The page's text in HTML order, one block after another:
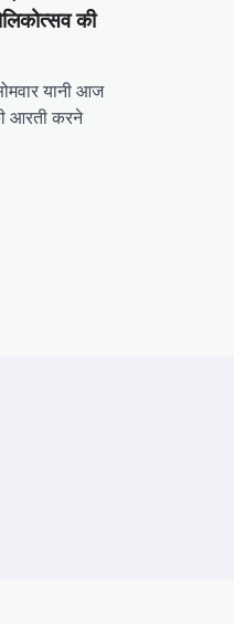
की
यानी आज
आरती करने